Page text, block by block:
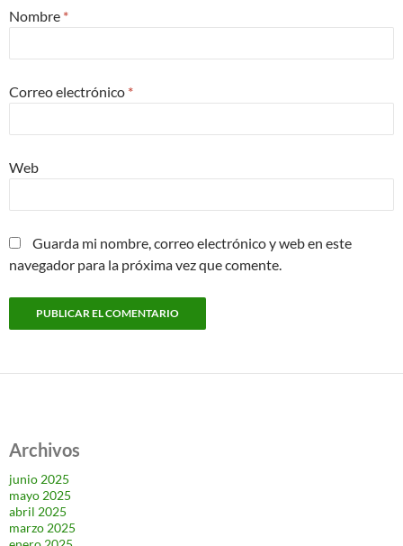
Nombre *
Correo electrónico *
Web
Guarda mi nombre, correo electrónico y web en este
navegador para la próxima vez que comente.
Archivos
junio 2025
mayo 2025
abril 2025
marzo 2025